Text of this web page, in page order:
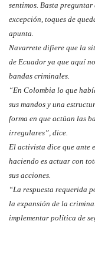
sentimos. Basta
excepción, toques de
apunta.
Navarrete difiere que la
de Ecuador ya que aquí
bandas criminales.
“En Colombia lo que
sus mandos y una
forma en que actúan las
irregulares”, dice.
El activista dice que ante
haciendo es actuar con
sus acciones.
“La respuesta requerida
la expansión de la
implementar política de